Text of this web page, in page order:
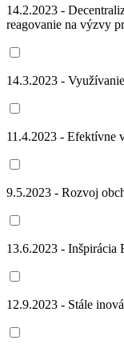
14.2.2023 -
reagovanie na výzvy
14.3.2023 -
11.4.2023 - Efektívne
9.5.2023 - Rozvoj
13.6.2023 - Inšpirácia
12.9.2023 - Stále